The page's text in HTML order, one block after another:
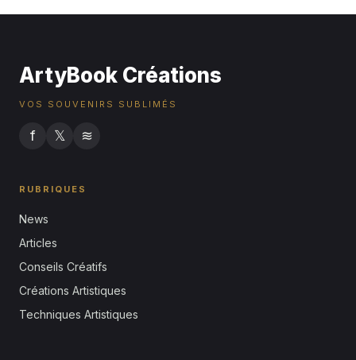
ArtyBook Créations
VOS SOUVENIRS SUBLIMÉS
f 𝕏 ≋
RUBRIQUES
News
Articles
Conseils Créatifs
Créations Artistiques
Techniques Artistiques